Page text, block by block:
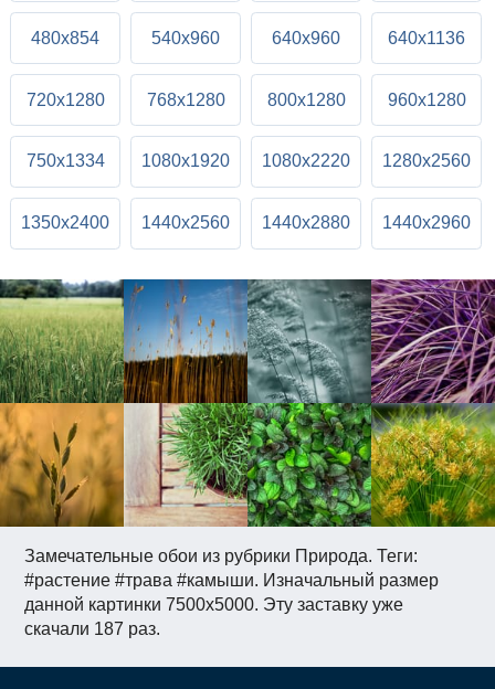
Замечательные обои из рубрики Природа. Теги:
#растение #трава #камыши. Изначальный размер
данной картинки 7500x5000. Эту заставку уже
скачали 187 раз.
480x854 540x960 640x960 640x1136
720x1280 768x1280 800x1280 960x1280
750x1334 1080x1920 1080x2220 1280x2560
1350x2400 1440x2560 1440x2880 1440x2960